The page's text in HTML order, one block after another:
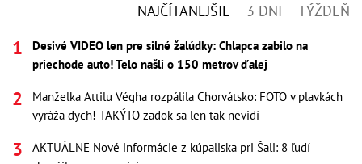
NAJČÍTANEJŠIE 3 DNI TÝŽDEŇ
Desivé VIDEO len pre silné žalúdky: Chlapca zabilo na
priechode auto! Telo našli o 150 metrov ďalej
Manželka Attilu Végha rozpálila Chorvátsko: FOTO v plavkách
vyráža dych! TAKÝTO zadok sa len tak nevidí
AKTUÁLNE Nové informácie z kúpaliska pri Šali: 8 ľudí